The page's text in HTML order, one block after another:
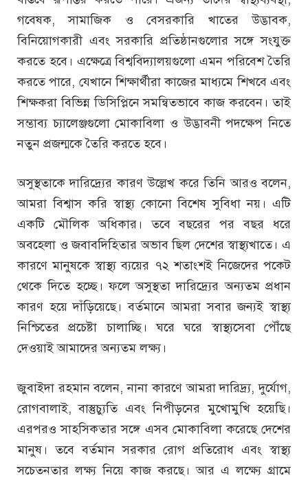
গবেষক, সামাজিক ও বেসরকারি খাতের উদ্ভাবক,
বিনিয়োগকারী এবং সরকারি প্রতিষ্ঠানগুলোর সঙ্গে সংযুক্ত
করতে হবে। এক্ষেত্রে বিশ্ববিদ্যালয়গুলো এমন পরিবেশ তৈরি
করতে পারে, যেখানে শিক্ষার্থীরা কাজের মাধ্যমে শিখবে এবং
শিক্ষকরা বিভিন্ন ডিসিপ্লিনে সমন্বিতভাবে কাজ করবেন। তাই
সম্ভাব্য চ্যালেঞ্জগুলো মোকাবিলা ও উদ্ভাবনী পদক্ষেপ নিতে
নতুন প্রজন্মকে তৈরি করতে হবে।
অসুস্থতাকে দারিদ্র্যের কারণ উল্লেখ করে তিনি আরও বলেন,
আমরা বিশ্বাস করি স্বাস্থ্য কোনো বিশেষ সুবিধা নয়। এটি
একটি মৌলিক অধিকার। তবে বছরের পর বছর ধরে
অবহেলা ও জবাবদিহিতার অভাব ছিল দেশের স্বাস্থ্যখাতে। এ
কারণে মানুষকে স্বাস্থ্য ব্যয়ের ৭২ শতাংশই নিজেদের পকেট
থেকে দিতে হচ্ছে। ফলে অসুস্থতা দারিদ্র্যের অন্যতম প্রধান
কারণ হয়ে দাঁড়িয়েছে। বর্তমানে আমরা সবার জন্যই স্বাস্থ্য
নিশ্চিতের প্রচেষ্টা চালাচ্ছি। ঘরে ঘরে স্বাস্থ্যসেবা পৌঁছে
দেওয়াই আমাদের অন্যতম লক্ষ্য।
জুবাইদা রহমান বলেন, নানা কারণে আমরা দারিদ্র্য, দুর্যোগ,
রোগবালাই, বাস্তুচ্যুতি এবং নিপীড়নের মুখোমুখি হয়েছি।
এরপরও সাহসিকতার সঙ্গে এসব মোকাবিলা করেছে দেশের
মানুষ। তবে বর্তমান সরকার রোগ প্রতিরোধ এবং স্বাস্থ্য
সচেতনতার লক্ষ্য নিয়ে কাজ করছে। আর এ লক্ষ্যে গ্রামে